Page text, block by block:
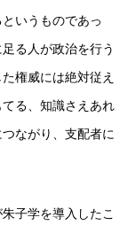
いうものであっ
る人が政治を行う
権威には絶対従え
る、知識さえあれ
ながり、支配者に
子学を導入したこ